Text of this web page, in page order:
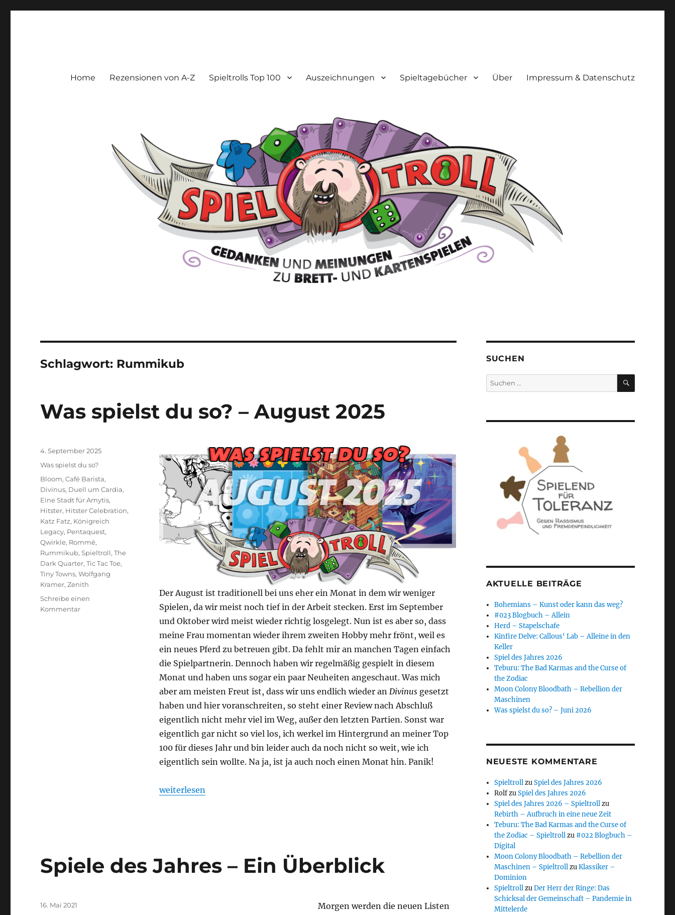
Home Rezensionen von A-Z Spieltrolls Top 100 Auszeichnungen Spieltagebücher Über Impressum & Datenschutz
Schlagwort: Rummikub
Was spielst du so? – August 2025
Der August ist traditionell bei uns eher ein Monat in dem wir weniger
Spielen, da wir meist noch tief in der Arbeit stecken. Erst im September
und Oktober wird meist wieder richtig losgelegt. Nun ist es aber so, dass
meine Frau momentan wieder ihrem zweiten Hobby mehr frönt, weil es
ein neues Pferd zu betreuen gibt. Da fehlt mir an manchen Tagen einfach
die Spielpartnerin. Dennoch haben wir regelmäßig gespielt in diesem
Monat und haben uns sogar ein paar Neuheiten angeschaut. Was mich
aber am meisten Freut ist, dass wir uns endlich wieder an Divinusgesetzt
haben und hier voranschreiten, so steht einer Review nach Abschluß
eigentlich nicht mehr viel im Weg, außer den letzten Partien. Sonst war
eigentlich gar nicht so viel los, ich werkel im Hintergrund an meiner Top
100 für dieses Jahr und bin leider auch da noch nicht so weit, wie ich
eigentlich sein wollte. Na ja, ist ja auch noch einen Monat hin. Panik!
„Was spielst du so? – August 2025“
weiterlesen
Veröffentlicht
am
4. September 2025
Kategorien
Was spielst du so?
Schlagwörter
Bloom,Café Barista,
Divinus, Duell um Cardia,
Eine Stadt für Amytis,
Hitster, Hitster Celebration,
Katz Fatz, Königreich
Legacy, Pentaquest,
Qwirkle, Rommé,
Rummikub,Spieltroll,The
Dark Quarter,Tic Tac Toe,
Tiny Towns,Wolfgang
Kramer,Zenith
Schreibe einen
Kommentarzu
Spiele des Jahres – Ein Überblick
Morgen werden die neuen Listen
Veröffentlicht
16. Mai 2021
SUCHEN
Suchen
nach:
SUCHEN
AKTUELLE BEITRÄGE
Bohemians – Kunst oder kann das weg?
#023 Blogbuch – Allein
Herd – Stapelschafe
Kinfire Delve: Callous‘ Lab – Alleine in den
Keller
Spiel des Jahres 2026
Teburu: The Bad Karmas and the Curse of
the Zodiac
Moon Colony Bloodbath – Rebellion der
Maschinen
Was spielst du so? – Juni 2026
NEUESTE KOMMENTARE
SpieltrollzuSpiel des Jahres 2026
RolfzuSpiel des Jahres 2026
Spiel des Jahres 2026 – Spieltrollzu
Rebirth – Aufbruch in eine neue Zeit
Teburu: The Bad Karmas and the Curse of
the Zodiac – Spieltrollzu #022 Blogbuch –
Digital
Moon Colony Bloodbath – Rebellion der
Maschinen – SpieltrollzuKlassiker –
Dominion
SpieltrollzuDer Herr der Ringe: Das
Schicksal der Gemeinschaft – Pandemie in
Mittelerde